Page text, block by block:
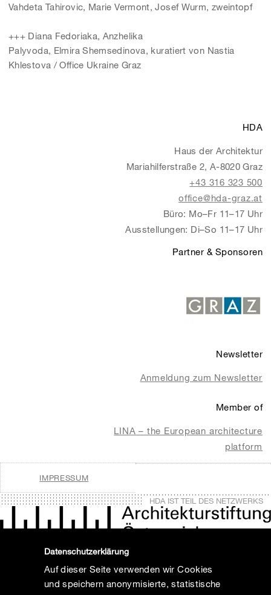
Vahdeta Tahirovic, Marie Vermont, Josef Wurm, zweintopf
+++ Diana Fedoriaka, Anzhelika
Palyvoda, ElmiraShemsedinova, kuratiert von Nastia
Khlestova /Office Ukraine Graz
HDA
Haus der Architektur
Mariahilferstraße 2, A-8020 Graz
+43 316 323 500
office@hda-graz.at
Büro: Mo–Fr 11–17 Uhr
Ausstellungen: Di–So 11–17 Uhr
Partner & Sponsoren
Newsletter
Anmeldung zum Newsletter
Member of
LINA – the European architecture
platform
IMPRESSUM
HDA IST TEIL DES NETZWERKS
Datenschutzerklärung
Auf dieser Seite verwenden wir Cookies
und speichern anonymisierte, statistische